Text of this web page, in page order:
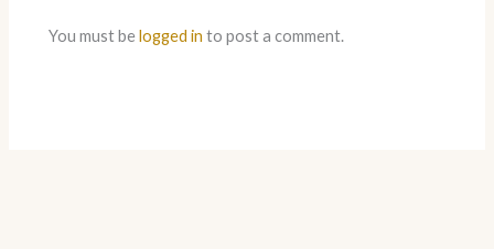
You must belogged in to post a comment.